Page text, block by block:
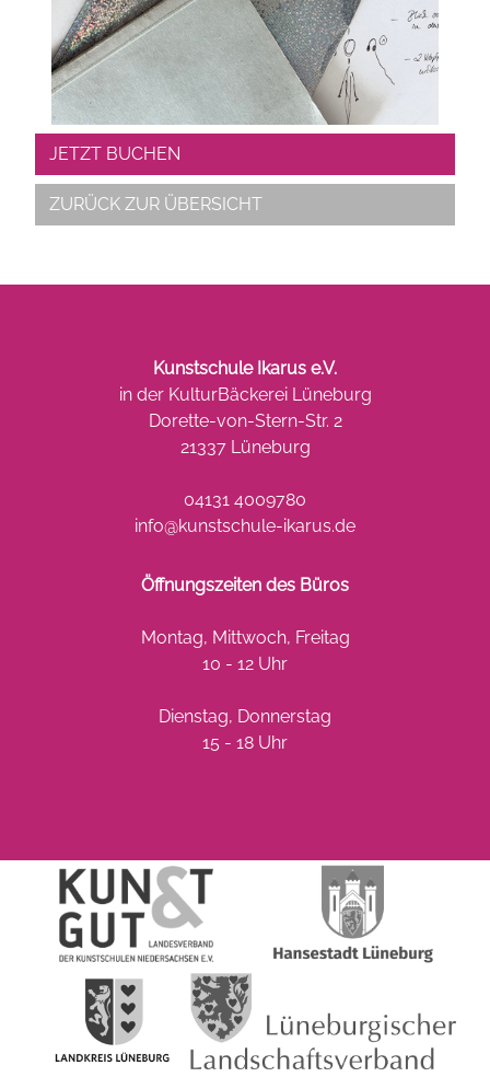
JETZT BUCHEN
ZURÜCK ZUR ÜBERSICHT
Kunstschule Ikarus e.V.
in der KulturBäckerei Lüneburg
Dorette-von-Stern-Str. 2
21337 Lüneburg
04131 4009780
info@kunstschule-ikarus.de
Öffnungszeiten des Büros
Montag, Mittwoch, Freitag
10 - 12 Uhr
Dienstag, Donnerstag
15 - 18 Uhr